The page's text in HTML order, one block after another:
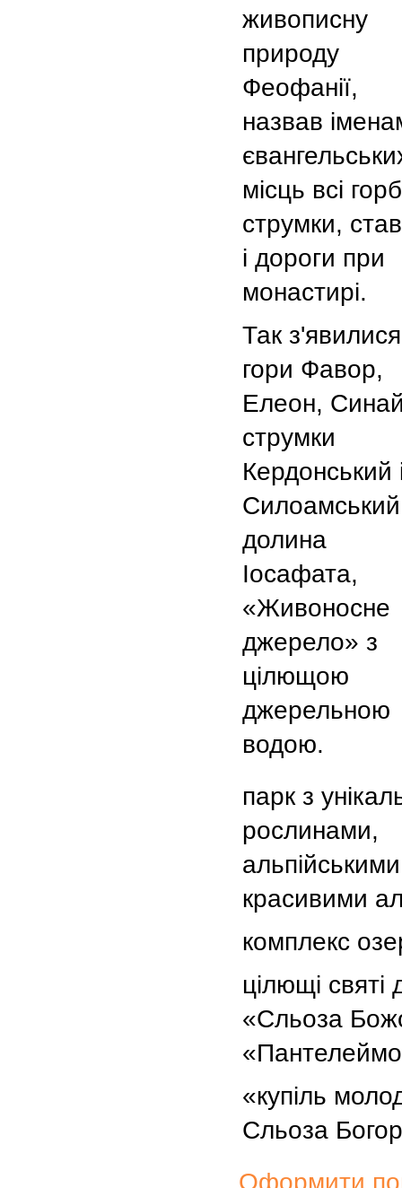
живописну
природу
Феофанії,
назвав
місць всі
струмки,
і дороги при
монастирі.
Так
гори Фавор,
Елеон,
струмки
Кердонський
долина
Іосафата,
«Живоносне
джерело» з
цілющою
джерельною
водою.
парк з
рослинами,
красивими
комплекс
цілющі
«Сльоза
«купіль
Сльоза
Оформити